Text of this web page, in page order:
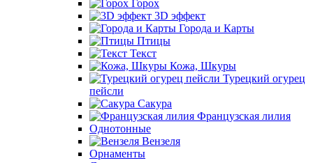
Горох
3D эффект
Города и Карты
Птицы
Текст
Кожа, Шкуры
Турецкий огурец
пейсли
Сакура
Французская лилия
Однотонные
Вензеля
Орнаменты